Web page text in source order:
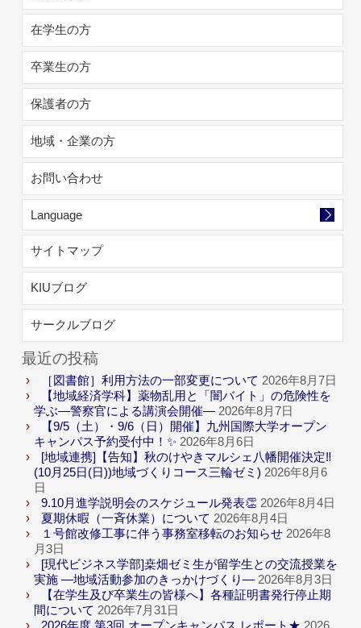
在学生の方
卒業生の方
保護者の方
地域・企業の方
お問い合わせ
Language
サイトマップ
KIUブログ
サークルブログ
最近の投稿
［図書館］利用方法の一部変更について 2026年8月7日
【地域経済学科】薬物乱用と「闇バイト」の危険性を
学ぶ―警察官による講演会開催― 2026年8月7日
【9/5（土）・9/6（日）開催】九州国際大学オープン
キャンパス予約受付中！✨ 2026年8月6日
[地域連携]【告知】秋のけやきマルシェ八幡開催決定‼
(10月25日(日))地域づくりコース三輪ゼミ) 2026年8月6
日
9.10月進学説明会のスケジュール発表👏 2026年8月4日
夏期休暇（一斉休業）について 2026年8月4日
１号館改修工事に伴う事務室移転のお知らせ 2026年8
月3日
[現代ビジネス学部]桒畑ゼミ生が留学生との交流授業を
実施 ―地域活動参加のきっかけづくり― 2026年8月3日
【在学生及び卒業生の皆様へ】各種証明書発行停止期
間について 2026年7月31日
2026年度 第3回 オープンキャンパス レポート★ 2026